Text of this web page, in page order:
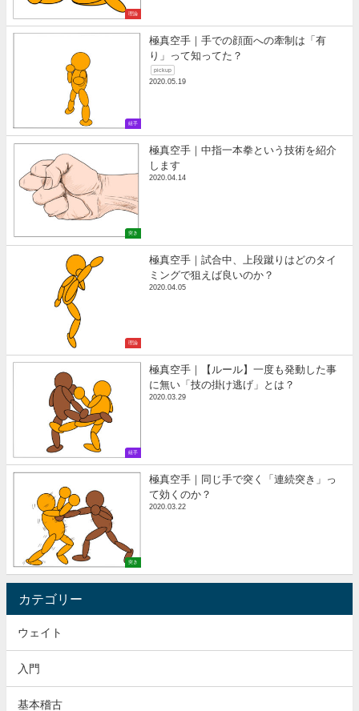
理論
組手
極真空手｜手での顔面への牽制は「有
り」って知ってた？
pickup
2020.05.19
突き
極真空手｜中指一本拳という技術を紹介
します
2020.04.14
理論
極真空手｜試合中、上段蹴りはどのタイ
ミングで狙えば良いのか？
2020.04.05
組手
極真空手｜【ルール】一度も発動した事
に無い「技の掛け逃げ」とは？
2020.03.29
突き
極真空手｜同じ手で突く「連続突き」っ
て効くのか？
2020.03.22
カテゴリー
ウェイト
入門
基本稽古